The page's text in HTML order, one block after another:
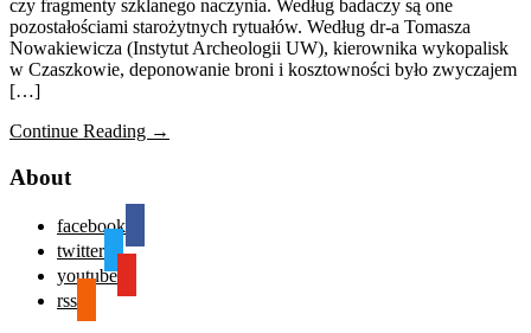
czy fragmenty szklanego naczynia. Według badaczy są one
pozostałościami starożytnych rytuałów. Według dr-a Tomasza
Nowakiewicza (Instytut Archeologii UW), kierownika wykopalisk
w Czaszkowie, deponowanie broni i kosztowności było zwyczajem
[…]
Continue Reading →
About
facebook
twitter
youtube
rss